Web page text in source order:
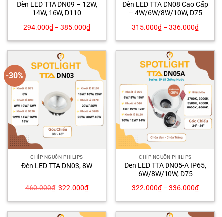
Đèn LED TTA DN09 – 12W,
14W, 16W, D110
294.000₫– 385.000₫
Đèn LED TTA DN08 Cao Cấp
– 4W/6W/8W/10W, D75
315.000₫– 336.000₫
-30%
CHÍP NGUỒN PHILIPS
Đèn LED TTA DN03, 8W
460.000₫ Giá
là:
322.000₫Giá
hiện
tại
322.000₫.
CHÍP NGUỒN PHILIPS
Đèn LED TTA DN05-A IP65,
6W/8W/10W, D75
322.000₫– 336.000₫